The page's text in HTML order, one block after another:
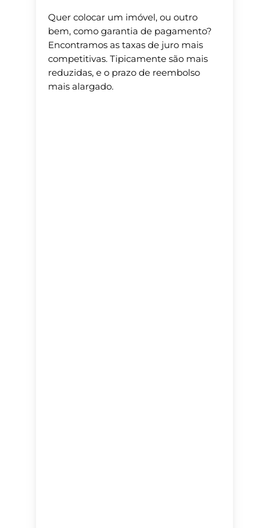
Quer colocar um imóvel, ou outro
bem, como garantia de pagamento?
Encontramos as taxas de juro mais
competitivas. Tipicamente são mais
reduzidas, e o prazo de reembolso
mais alargado.